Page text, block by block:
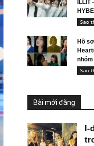
HYBE
Sao
Hồ
Sao
Bài mới đăng
I-